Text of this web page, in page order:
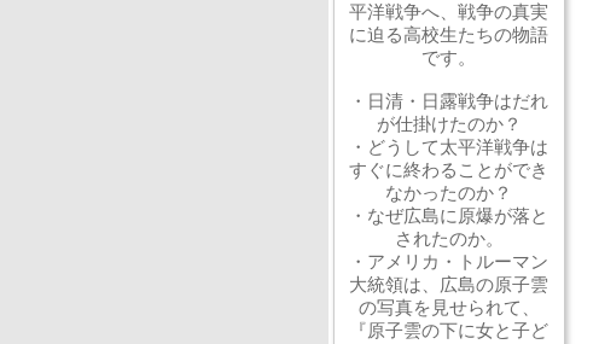
平洋戦争へ、戦争の真実
に迫る高校生たちの物語
です。
・日清・日露戦争はだれ
が仕掛けたのか？
・どうして太平洋戦争は
すぐに終わることができ
なかったのか？
・なぜ広島に原爆が落と
されたのか。
・アメリカ・トルーマン
大統領は、広島の原子雲
の写真を見せられて、
『原子雲の下に女と子ど